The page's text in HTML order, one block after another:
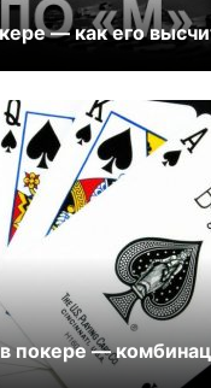
— как его
покере —